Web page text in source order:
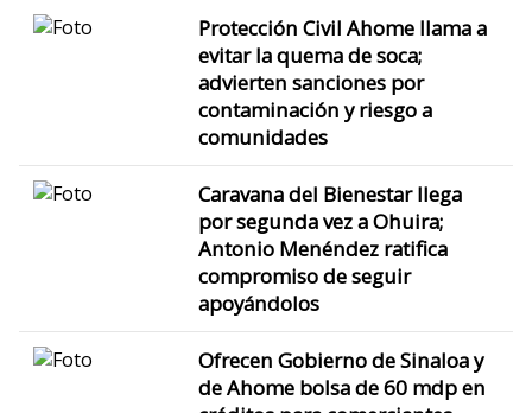
Protección Civil Ahome llama a
evitar la quema de soca;
advierten sanciones por
contaminación y riesgo a
comunidades
Caravana del Bienestar llega
por segunda vez a Ohuira;
Antonio Menéndez ratifica
compromiso de seguir
apoyándolos
Ofrecen Gobierno de Sinaloa y
de Ahome bolsa de 60 mdp en